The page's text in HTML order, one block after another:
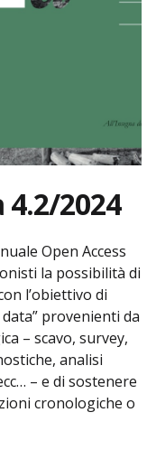
2024
Open Access
la possibilità di
l’obiettivo di
provenienti da
– scavo, survey,
analisi
– e di sostenere
cronologiche o